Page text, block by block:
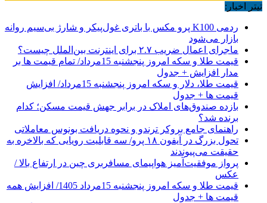
تیتر اخبار:
ردمی K100 پرو مکس با باتری غول‌پیکر و شارژ بی‌سیم روانه
بازار می‌شود
ماجرای اعمال ضریب ۲.۷ برای اینترنت بین‌الملل چیست؟
قیمت طلا و سکه امروز پنجشنبه 15مرداد/ تمام قیمت ها بر
مدار افزایش + جدول
قیمت طلا، دلار و سکه امروز پنجشنبه 15مرداد/ افزایش
قیمت ها + جدول
بازده صندوق‌های املاک در برابر جهش قیمت مسکن؛ کدام
برنده شد؟
راهنمای جامع بروکر ترندو و نحوه دریافت بونوس معاملاتی
تحول بزرگ در آیفون ۱۸ پرو/ سه قابلیت رویایی که بالاخره به
حقیقت می‌پیوندند
پرواز موفقیت‌آمیز هواپیمای مسافربری چین در ارتفاع بالا /
عکس
قیمت طلا و سکه امروز پنجشنبه 15مرداد 1405/ افزایش همه
قیمت ها + جدول